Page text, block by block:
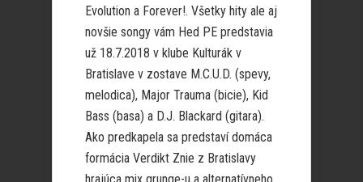
Evolution a Forever!. Všetky hity ale aj
novšie songy vám Hed PE predstavia
už 18.7.2018 v klube Kulturák v
Bratislave v zostave M.C.U.D. (spevy,
melodica), Major Trauma (bicie), Kid
Bass (basa) a D.J. Blackard (gitara).
Ako predkapela sa predstaví domáca
formácia Verdikt Znie z Bratislavy